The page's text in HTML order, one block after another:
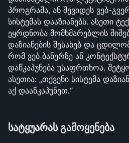
პროგრამა, ან შევიდეს ვებ-
სისტემას დააზიანებს. ასეთი
ეყრდნობა მომხმარებლის
დაზიანების შესახებ და
რომ ვებ ბანერზე ან
დაწკაპუნება უსაფრთხოა.
ასეთია: „თქვენი სისტემა
აქ დააწკაპუნეთ.“
სატყუარას გამოყენება